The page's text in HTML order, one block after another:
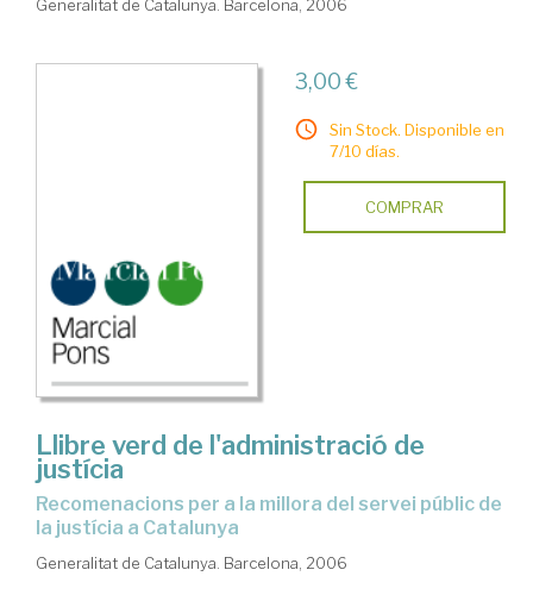
Generalitat de Catalunya. Barcelona, 2006
3,00 €
Sin Stock. Disponible en
7/10 días.
COMPRAR
Llibre verd de l'administració de
justícia
recomenacions per a la millora del servei públic de
la justícia a Catalunya
Generalitat de Catalunya. Barcelona, 2006